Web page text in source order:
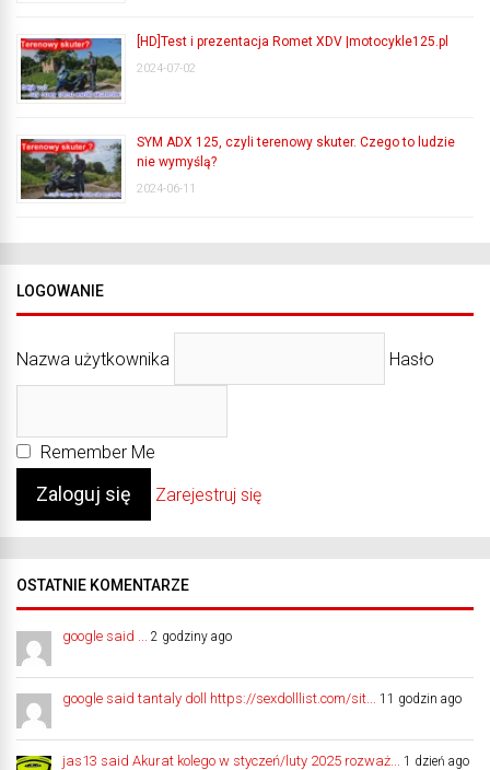
[HD]Test i prezentacja Romet XDV |motocykle125.pl
2024-07-02
SYM ADX 125, czyli terenowy skuter. Czego to ludzie
nie wymyślą?
2024-06-11
LOGOWANIE
Nazwa użytkownika Hasło
Remember Me
Zarejestruj się
OSTATNIE KOMENTARZE
google said ... 2 godziny ago
google said tantaly doll https://sexdolllist.com/sit... 11 godzin ago
jas13 said Akurat kolego w styczeń/luty 2025 rozważ... 1 dzień ago